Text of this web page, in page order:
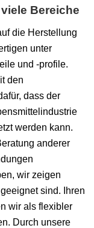
Bereiche
die Herstellung
unter
und -profile.
den
dass der
werden kann.
anderer
wir zeigen
sind. Ihren
wir als flexibler
Durch unsere